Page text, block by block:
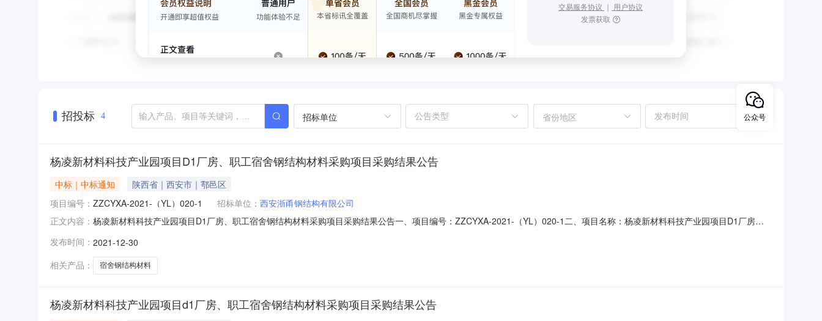
交易服务协议 ｜ 用户协议
发票获取
招投标 4 招标单位 省份地区
杨凌新材料科技产业园项目D1厂房、职工宿舍钢结构材料采购项目采购结果公告
中标｜中标通知
陕西省｜西安市｜鄠邑区
项目编号： ZZCYXA-2021-（YL）020-1 招标单位： 西安浙甬钢结构有限公司
正文内容： 杨凌新材料科技产业园项目D1厂房、职工宿舍钢结构材料采购项目采购结果公告一、项目编号：ZZCYXA-2021-（YL）020-1二、项目名称：杨凌新材料科技产业园项目D1厂房、
金额：4850000元五、磋商小组名单：项目名称专家采购人代表杨凌新材料科技产业园项目D1厂房、职工宿舍钢结构材料采购项目张建林、周艳娥高军明六、代理服务费收费标准及
金额招标代理服务费的
发布时间： 2021-12-30
相关产品：
宿舍钢结构材料
杨凌新材料科技产业园项目d1厂房、职工宿舍钢结构材料采购项目采购结果公告
公众号